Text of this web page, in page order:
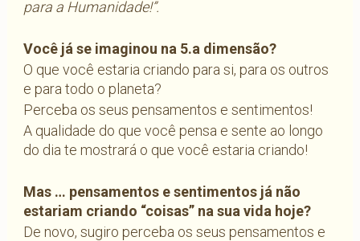
para a Humanidade!”.
Você já se imaginou na 5.a dimensão?
O que você estaria criando para si, para os outros
e para todo o planeta?
Perceba os seus pensamentos e sentimentos!
A qualidade do que você pensa e sente ao longo
do dia te mostrará o que você estaria criando!
Mas … pensamentos e sentimentos já não
estariam criando “coisas” na sua vida hoje?
De novo, sugiro perceba os seus pensamentos e